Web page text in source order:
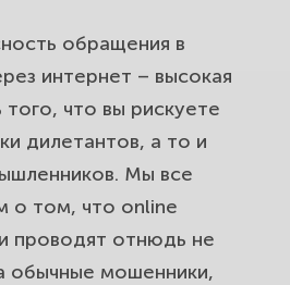
обращения в
интернет – высокая
того, что вы рискуете
дилетантов, а то и
Мы все
о том, что online
проводят отнюдь не
обычные мошенники,